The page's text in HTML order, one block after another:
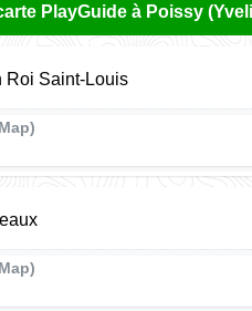
PlayGuide à Poissy
Roi Saint-Louis